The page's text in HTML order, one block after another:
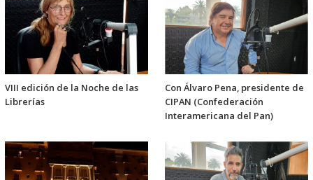
VIII edición de la Noche de las
Librerías
Con Álvaro Pena, presidente de
CIPAN (Confederación
Interamericana del Pan)